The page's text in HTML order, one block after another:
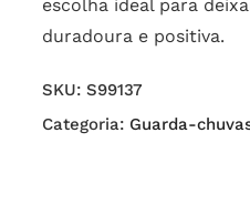
escolha ideal para
duradoura e positiva.
SKU: S99137
Categoria: Guarda-